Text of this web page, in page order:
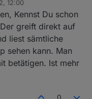
nicht beantworten.
aus wie dieser:
57337/fehler-25-
npm8
ableiten...
12:00
Kennst Du schon
greift direkt auf
liest sämtliche
sehen kann. Man
betätigen. Ist mehr
0